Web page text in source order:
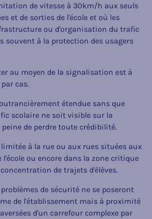
de vitesse à 30km/h aux seuls
et de sorties de l'école et où les
ou d'organisation du trafic
souvent à la protection des usagers
au moyen de la signalisation est à
cas.
étendue sans que
scolaire ne soit visible sur la
de perdre toute crédibilité.
limitée à la rue ou aux rues situées aux
l'école ou encore dans la zone critique
de trajets d'élèves.
de sécurité ne se poseront
de l'établissement mais à proximité
d'un carrefour complexe par